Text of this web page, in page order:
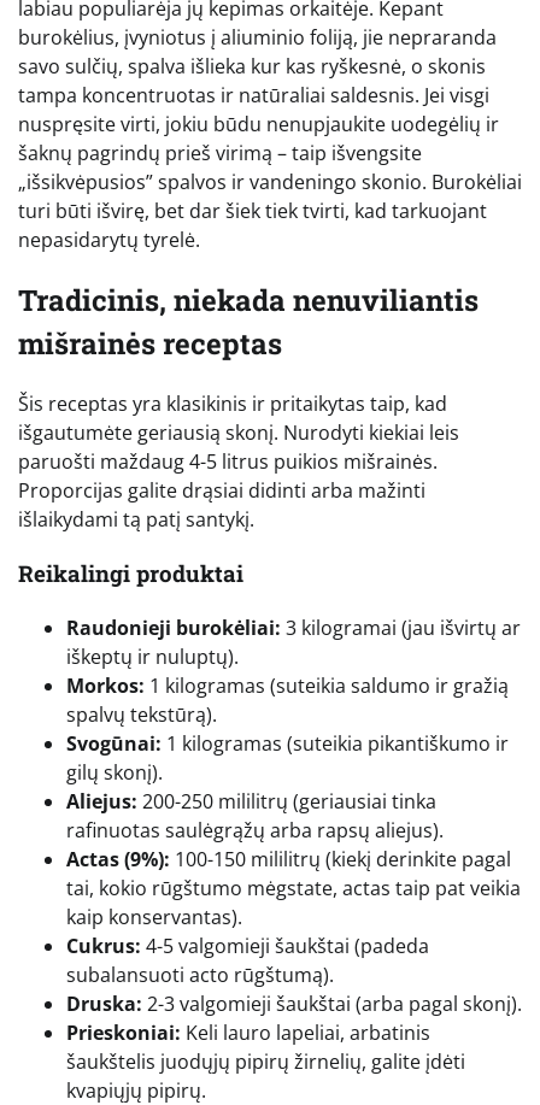
labiau populiarėja jų kepimas orkaitėje. Kepant
burokėlius, įvyniotus į aliuminio foliją, jie nepraranda
savo sulčių, spalva išlieka kur kas ryškesnė, o skonis
tampa koncentruotas ir natūraliai saldesnis. Jei visgi
nuspręsite virti, jokiu būdu nenupjaukite uodegėlių ir
šaknų pagrindų prieš virimą – taip išvengsite
„išsikvėpusios” spalvos ir vandeningo skonio. Burokėliai
turi būti išvirę, bet dar šiek tiek tvirti, kad tarkuojant
nepasidarytų tyrelė.
Tradicinis, niekada nenuviliantis
mišrainės receptas
Šis receptas yra klasikinis ir pritaikytas taip, kad
išgautumėte geriausią skonį. Nurodyti kiekiai leis
paruošti maždaug 4-5 litrus puikios mišrainės.
Proporcijas galite drąsiai didinti arba mažinti
išlaikydami tą patį santykį.
Reikalingi produktai
Raudonieji burokėliai: 3 kilogramai (jau išvirtų ar
iškeptų ir nuluptų).
Morkos: 1 kilogramas (suteikia saldumo ir gražią
spalvų tekstūrą).
Svogūnai: 1 kilogramas (suteikia pikantiškumo ir
gilų skonį).
Aliejus: 200-250 mililitrų (geriausiai tinka
rafinuotas saulėgrąžų arba rapsų aliejus).
Actas (9%): 100-150 mililitrų (kiekį derinkite pagal
tai, kokio rūgštumo mėgstate, actas taip pat veikia
kaip konservantas).
Cukrus: 4-5 valgomieji šaukštai (padeda
subalansuoti acto rūgštumą).
Druska: 2-3 valgomieji šaukštai (arba pagal skonį).
Prieskoniai: Keli lauro lapeliai, arbatinis
šaukštelis juodųjų pipirų žirnelių, galite įdėti
kvapiųjų pipirų.